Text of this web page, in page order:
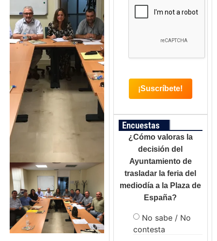
Encuestas
¿Cómo valoras la
decisión del
Ayuntamiento de
trasladar la feria del
mediodía a la Plaza de
España?
No sabe / No
contesta